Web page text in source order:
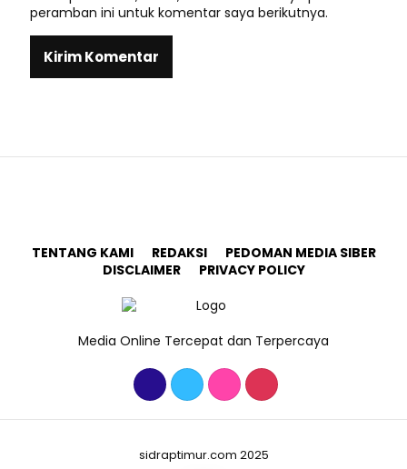
peramban ini untuk komentar saya berikutnya.
TENTANG KAMI REDAKSI
PEDOMAN MEDIA SIBER
DISCLAIMER
PRIVACY POLICY
Media Online Tercepat dan Terpercaya
sidraptimur.com 2025